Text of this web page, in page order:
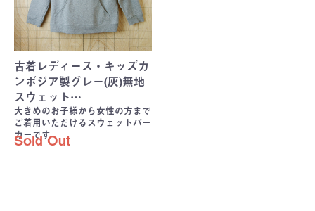
古着レディース・キッズカ
ンボジア製グレー(灰)無地
スウェット…
大きめのお子様から女性の方まで
ご着用いただけるスウェットパー
カーです
Sold Out